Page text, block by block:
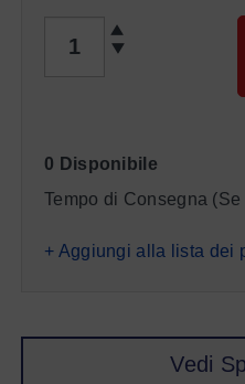
QUANTITÀ
0 Disponibile
Tempo di Consegna
+ Aggiungi alla lista dei
Vedi